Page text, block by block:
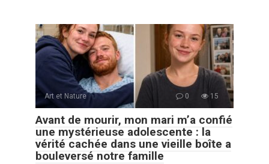
Art et Nature 0 15
Avant de mourir, mon mari m’a confié
une mystérieuse adolescente : la
vérité cachée dans une vieille boîte a
bouleversé notre famille